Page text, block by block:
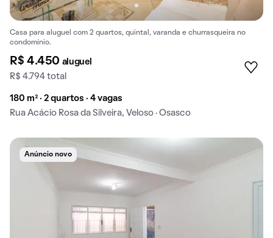
Casa para aluguel com 2 quartos, quintal, varanda e churrasqueira no
condomínio.
R$ 4.450 aluguel
R$ 4.794 total
180 m² · 2 quartos · 4 vagas
Rua Acácio Rosa da Silveira, Veloso · Osasco
Anúncio novo